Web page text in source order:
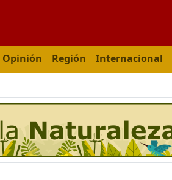
Opinión Región Internacional